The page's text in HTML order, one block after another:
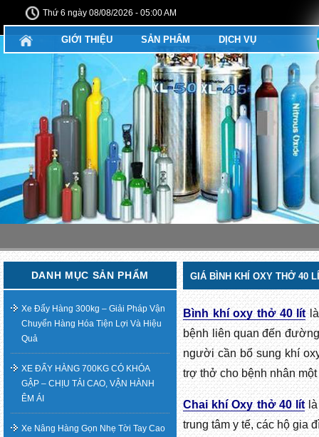
Thứ 6 ngày 08/08/2026 - 05:00 AM
GIỚI THIỆU SẢN PHẨM DỊCH VỤ
GIÁ BÌNH KHÍ OXY THỞ 40
Bình khí oxy thở 40 lítlà
bệnh liên quan đến
người cần bổ sung khí
trợ thở cho bệnh nhân
Chai khí Oxy thở 40 lítlà
trung tâm y tế, các hộ gia
DANH MỤC SẢN PHẨM
Xe Đẩy Hàng 300kg – Giải Pháp Vận
Chuyển Hàng Hóa Tiện Lợi Và Hiệu
Quả
XE ĐẨY HÀNG 700KG CÓ KHÓA
GẬP – CHỊU TẢI CAO, VẬN HÀNH
ÊM ÁI
Xe Nâng Hàng Gọn Nhẹ Tời Tay Cao